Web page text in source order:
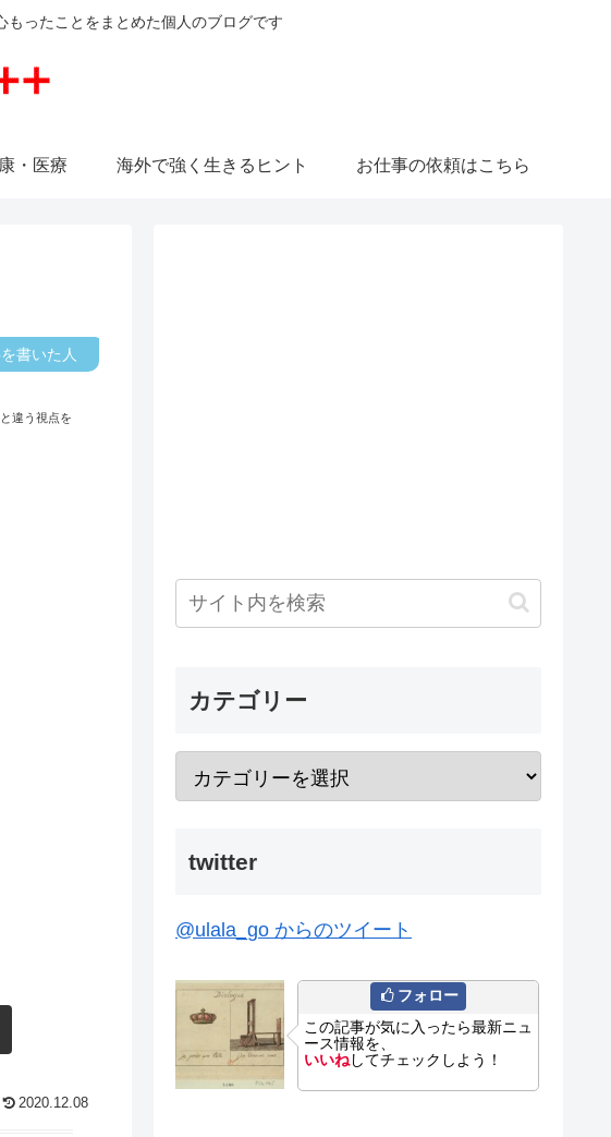
もったことをまとめた個人のブログです
・医療 海外で強く生きるヒント お仕事の依頼はこちら
違う視点を
2020.12.08
カテゴリー
twitter
@ulala_go からのツイート
フォロー
この記事が気に入ったら最新ニュ
ース情報を、
いいねしてチェックしよう！